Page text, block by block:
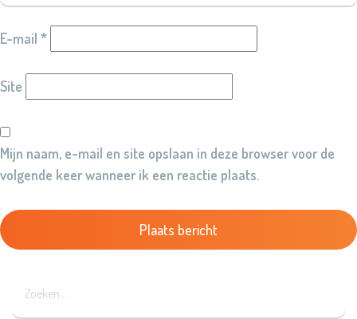
E-mail *
Site
Mijn naam, e-mail en site opslaan in deze browser voor de
volgende keer wanneer ik een reactie plaats.